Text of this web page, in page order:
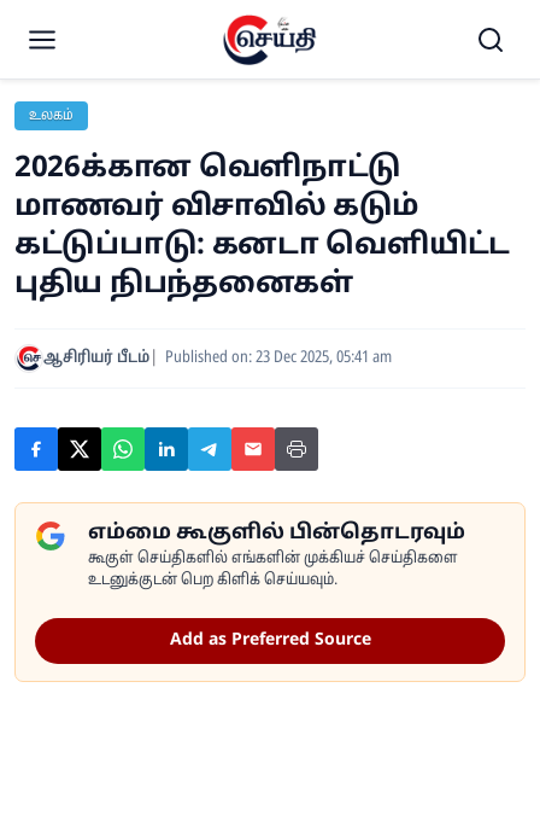
உலகம்
2026க்கான வெளிநாட்டு
மாணவர் விசாவில் கடும்
கட்டுப்பாடு: கனடா வெளியிட்ட
புதிய நிபந்தனைகள்
ஆசிரியர் பீடம் Published on: 23 Dec 2025, 05:41 am
எம்மை கூகுளில் பின்தொடரவும்
கூகுள் செய்திகளில் எங்களின் முக்கியச் செய்திகளை
உடனுக்குடன் பெற கிளிக் செய்யவும்.
Add as Preferred Source